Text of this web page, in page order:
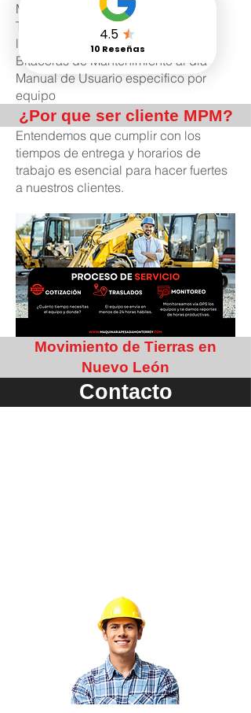
Maquina con seguro
Torreta, Alarma de reversa, extintor,
luces al 100%
Bitácoras de Mantenimiento al día
Manual de Usuario especifico por
equipo
¿Por que ser cliente MPM?
Entendemos que cumplir con los
tiempos de entrega y horarios de
trabajo es esencial para hacer fuertes
a nuestros clientes.
Movimiento de Tierras en
Nuevo León
Contacto